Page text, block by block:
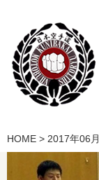
HOME > 2017年06月